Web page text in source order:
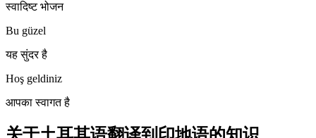
स्वादिष्ट भोजन
Bu güzel
यह सुंदर है
Hoş geldiniz
आपका स्वागत है